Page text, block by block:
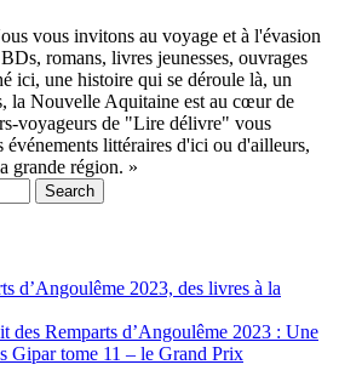
vous invitons au voyage et à l'évasion
romans, livres jeunesses, ouvrages
ici, une histoire qui se déroule là, un
la Nouvelle Aquitaine est au cœur de
voyageurs de "Lire délivre" vous
événements littéraires d'ici ou d'ailleurs,
grande région. »
d’Angoulême 2023, des livres à la
des Remparts d’Angoulême 2023 : Une
Gipar tome 11 – le Grand Prix